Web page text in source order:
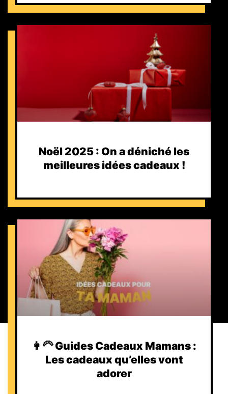
Noël 2025 : On a déniché les
meilleures idées cadeaux !
👩‍🦳 Guides Cadeaux Mamans :
Les cadeaux qu’elles vont
adorer